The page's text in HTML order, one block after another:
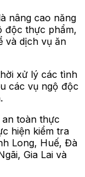
nâng cao năng
độc thực phẩm,
và dịch vụ ăn
xử lý các tình
các vụ ngộ độc
toàn thực
hiện kiểm tra
Long, Huế, Đà
Gia Lai và